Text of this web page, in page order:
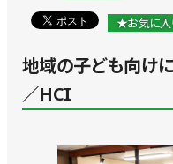
★お気に入
地域の子ども向け
／HCI